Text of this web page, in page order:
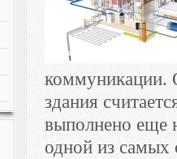
коммуникации.
здания
выполнено еще
одной из самых